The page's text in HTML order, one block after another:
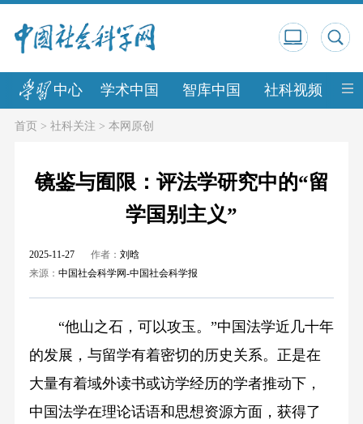
中心 学术中国 智库中国 社科视频 中
首页> 社科关注 > 本网原创
镜鉴与囿限：评法学研究中的“留
学国别主义”
2025-11-27 作者： 刘晗
来源： 中国社会科学网-中国社会科学报
“他山之石，可以攻玉。”中国法学近几十年
的发展，与留学有着密切的历史关系。正是在
大量有着域外读书或访学经历的学者推动下，
中国法学在理论话语和思想资源方面，获得了